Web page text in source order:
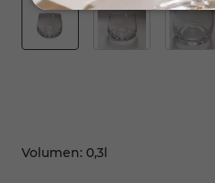
Volumen: 0,3l